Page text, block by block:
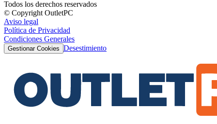
Todos los derechos reservados
© Copyright OutletPC
Aviso legal
Política de Privacidad
Condiciones Generales
Gestionar Cookies Desestimiento